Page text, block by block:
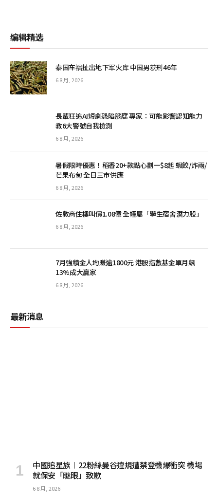
编辑精选
泰国车祸扯出地下军火库 中国男获刑46年
6 8 月, 2026
長輩狂追AI短劇恐陷腦腐 專家：可能影響認知能力
教6大警號自我檢測
6 8 月, 2026
暑假限時優惠！稻香20+款點心劃一$8起 蝦餃/炸兩/
芒果布甸 全日三市供應
6 8 月, 2026
佐敦商住樓叫價1.08億 全幢屬「學生宿舍潛力股」
6 8 月, 2026
7月強積金人均賺逾1800元 港股指數基金單月飆
13%成大贏家
6 8 月, 2026
最新消息
中國追星族︱22粉絲曼谷違規遭禁登機爆衝突 機場
就保安「瞇眼」致歉
6 8 月, 2026